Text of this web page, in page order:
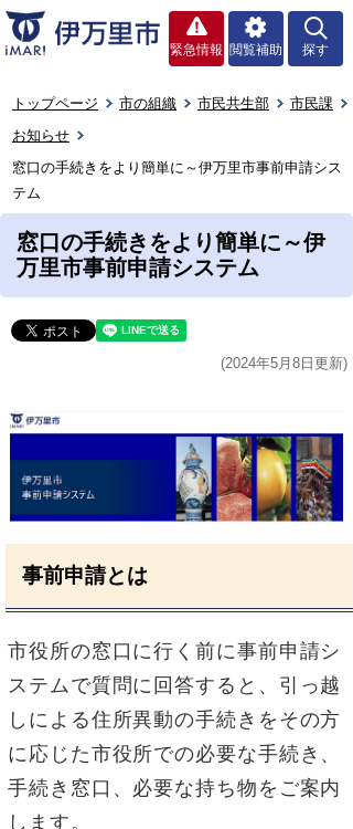
緊急情報 閲覧補助 探す
トップページ 市の組織 市民共生部
市民課
お知らせ
窓口の手続きをより簡単に～伊万里市事前申請シス
テム
窓口の手続きをより簡単に～伊
万里市事前申請システム
(2024年5月8日更新)
事前申請とは
市役所の窓口に行く前に事前申請シ
ステムで質問に回答すると、引っ越
しによる住所異動の手続きをその方
に応じた市役所での必要な手続き、
手続き窓口、必要な持ち物をご案内
します。